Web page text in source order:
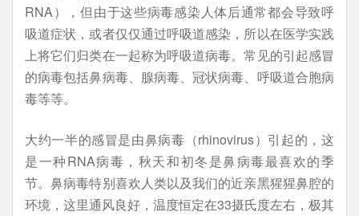
RNA），但由于这些病毒感染人体后通常都会导致呼
吸道症状，或者仅仅通过呼吸道感染，所以在医学实践
上将它们归类在一起称为呼吸道病毒。常见的引起感冒
的病毒包括鼻病毒、腺病毒、冠状病毒、呼吸道合胞病
毒等等。
大约一半的感冒是由鼻病毒（rhinovirus）引起的，这
是一种RNA病毒，秋天和初冬是鼻病毒最喜欢的季
节。鼻病毒特别喜欢人类以及我们的近亲黑猩猩鼻腔的
环境，这里通风良好，温度恒定在33摄氏度左右，极其